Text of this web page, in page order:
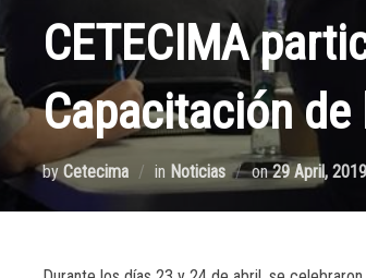
CETECIMA
Capacitación de
by Cetecima in Noticias on29 April, 2019